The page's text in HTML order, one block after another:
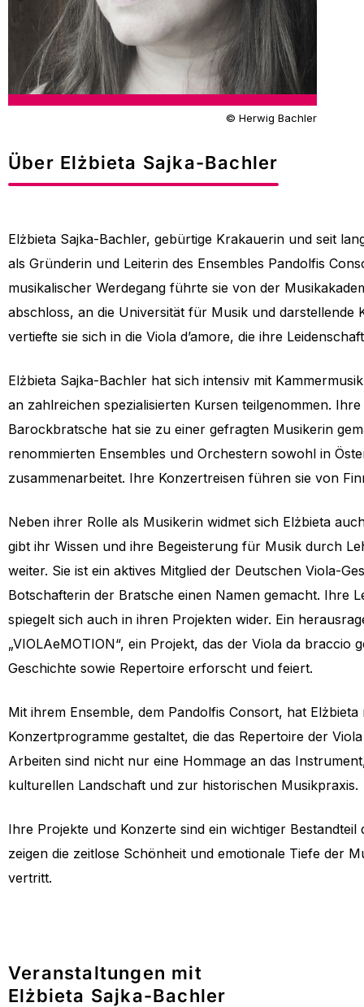
© Herwig Bachler
Über Elżbieta Sajka-Bachler
Elżbieta Sajka-Bachler, gebürtige Krakauerin und seit
als Gründerin und Leiterin des Ensembles Pandolfis
musikalischer Werdegang führte sie von der
abschloss, an die Universität für Musik und darstellende
vertiefte sie sich in die Viola d’amore, die ihre
Elżbieta Sajka-Bachler hat sich intensiv mit
an zahlreichen spezialisierten Kursen teilgenommen.
Barockbratsche hat sie zu einer gefragten Musikerin
renommierten Ensembles und Orchestern sowohl in
zusammenarbeitet. Ihre Konzertreisen führen sie von
Neben ihrer Rolle als Musikerin widmet sich Elżbieta
gibt ihr Wissen und ihre Begeisterung für Musik durch
weiter. Sie ist ein aktives Mitglied der Deutschen Viola-
Botschafterin der Bratsche einen Namen gemacht. Ihre
spiegelt sich auch in ihren Projekten wider. Ein
„VIOLAeMOTION“, ein Projekt, das der Viola da braccio
Geschichte sowie Repertoire erforscht und feiert.
Mit ihrem Ensemble, dem Pandolfis Consort, hat
Konzertprogramme gestaltet, die das Repertoire der
Arbeiten sind nicht nur eine Hommage an das
kulturellen Landschaft und zur historischen Musikpraxis.
Ihre Projekte und Konzerte sind ein wichtiger Bestandteil
zeigen die zeitlose Schönheit und emotionale Tiefe der
vertritt.
Veranstaltungen mit
Elżbieta Sajka-Bachler